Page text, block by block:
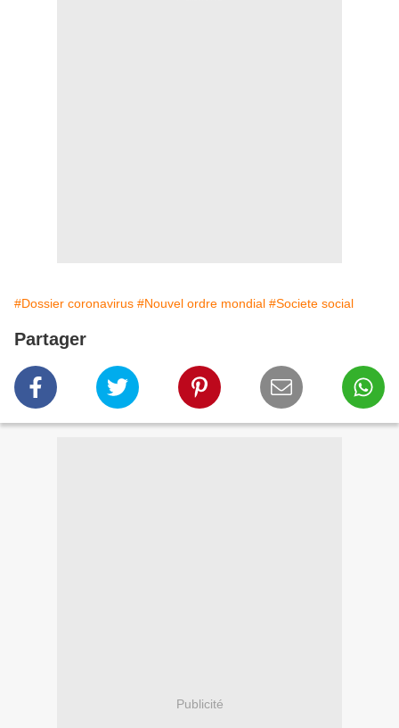
#Dossier coronavirus #Nouvel ordre mondial #Societe social
Partager
Publicité